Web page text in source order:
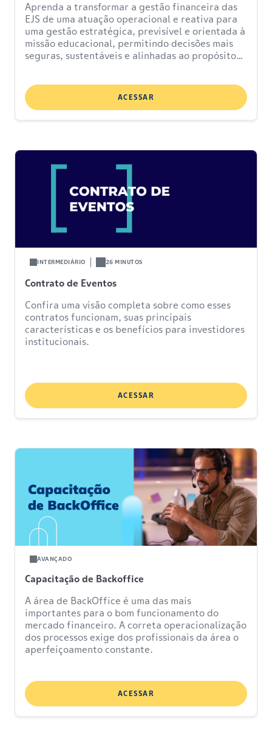
Aprenda a transformar a gestão financeira das
EJS de uma atuação operacional e reativa para
uma gestão estratégica, previsível e orientada à
missão educacional, permitindo decisões mais
seguras, sustentáveis e alinhadas ao propósito
ACESSAR
INTERMEDIÁRIO 26 MINUTOS
Contrato de Eventos
Confira uma visão completa sobre como esses
contratos funcionam, suas principais
características e os benefícios para investidores
institucionais.
ACESSAR
AVANÇADO
Capacitação de Backoffice
A área de BackOffice é uma das mais
importantes para o bom funcionamento do
mercado financeiro. A correta operacionalização
dos processos exige dos profissionais da área o
aperfeiçoamento constante.
ACESSAR